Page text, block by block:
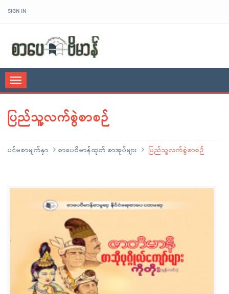
SIGN IN
Toggle
navigation
ပြည်သူ့လက်စွဲစာစဉ်
ပင်မစာမျက်နှာ စာပေဗိမာန်ထုတ် စာအုပ်များ ပြည်သူ့လက်စွဲစာစဉ်